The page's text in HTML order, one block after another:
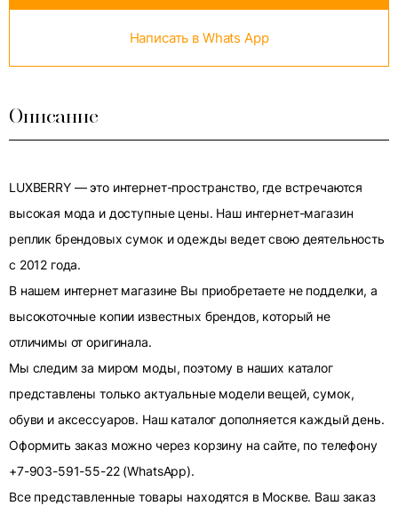
Написать в Whats App
Описание
LUXBERRY — это интернет-пространство, где встречаются
высокая мода и доступные цены. Наш интернет-магазин
реплик брендовых сумок и одежды ведет свою деятельность
с 2012 года.
В нашем интернет магазине Вы приобретаете не подделки, а
высокоточные копии известных брендов, который не
отличимы от оригинала.
Мы следим за миром моды, поэтому в наших каталог
представлены только актуальные модели вещей, сумок,
обуви и аксессуаров. Наш каталог дополняется каждый день.
Оформить заказ можно через корзину на сайте, по телефону
+7-903-591-55-22 (WhatsApp).
Все представленные товары находятся в Москве. Ваш заказ